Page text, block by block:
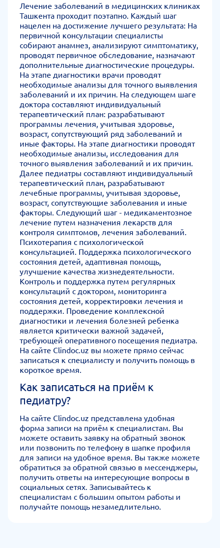
Лечение заболеваний в медицинских клиниках
Ташкента проходит поэтапно. Каждый шаг
нацелен на достижение лучшего результата: На
первичной консультации специалисты
собирают анамнез, анализируют симптоматику,
проводят первичное обследование, назначают
дополнительные диагностические процедуры.
На этапе диагностики врачи проводят
необходимые анализы для точного выявления
заболеваний и их причин. На следующем шаге
доктора составляют индивидуальный
терапевтический план: разрабатывают
программы лечения, учитывая здоровье,
возраст, сопутствующий ряд заболеваний и
иные факторы. На этапе диагностики проводят
необходимые анализы, исследования для
точного выявления заболеваний и их причин.
Далее педиатры составляют индивидуальный
терапевтический план, разрабатывают
лечебные программы, учитывая здоровье,
возраст, сопутствующие заболевания и иные
факторы. Следующий шаг - медикаментозное
лечение путем назначения лекарств для
контроля симптомов, лечения заболеваний.
Психотерапия с психологической
консультацией. Поддержка психологического
состояния детей, адаптивная помощь,
улучшение качества жизнедеятельности.
Контроль и поддержка путем регулярных
консультаций с доктором, мониторинга
состояния детей, корректировки лечения и
поддержки. Проведение комплексной
диагностики и лечения болезней ребенка
является критически важной задачей,
требующей оперативного посещения педиатра.
На сайте Clindoc.uz вы можете прямо сейчас
записаться к специалисту и получить помощь в
короткое время.
Как записаться на приём к
педиатру?
На сайте Clindoc.uz представлена удобная
форма записи на приём к специалистам. Вы
можете оставить заявку на обратный звонок
или позвонить по телефону в шапке профиля
для записи на удобное время. Вы также можете
обратиться за обратной связью в мессенджеры,
получить ответы на интересующие вопросы в
социальных сетях. Записывайтесь к
специалистам с большим опытом работы и
получайте помощь незамедлительно.